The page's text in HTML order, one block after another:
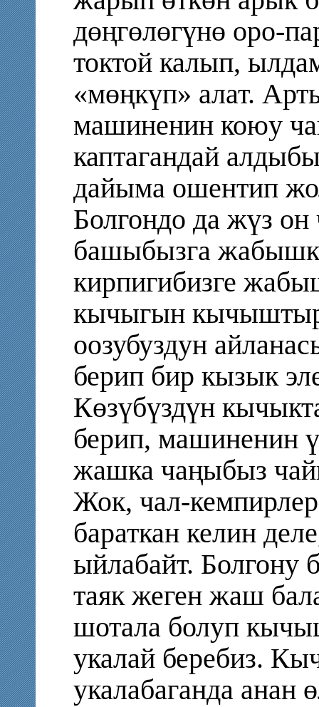
дөңгөлөгүнө оро-
токтой калып,
«мөңкүп» алат.
машиненин коюу
каптагандай
дайыма ошентип
Болгондо да жүз
башыбызга
кирпигибизге
кычыгын
оозубуздун
берип бир кызык
Көзүбүздүн
берип, машиненин
жашка чаңыбыз
Жок, чал-
бараткан келин
ыйлабайт. Болгону
таяк жеген жаш
шотала болуп
укалай беребиз.
укалабаганда анан